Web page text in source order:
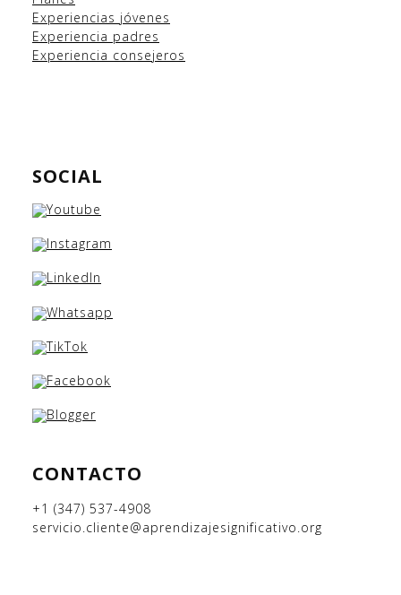
Experiencias jóvenes
Experiencia padres
Experiencia consejeros
SOCIAL
CONTACTO
+1 (347) 537-4908
servicio.cliente@aprendizajesignificativo.org